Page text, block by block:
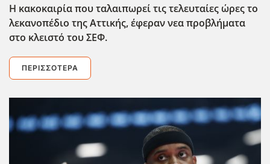
Η κακοκαιρία που ταλαιπωρεί τις τελευταίες ώρες το
λεκανοπέδιο της Αττικής, έφεραν νεα προβλήματα
στο κλειστό του ΣΕΦ.
ΠΕΡΙΣΣΌΤΕΡΑ